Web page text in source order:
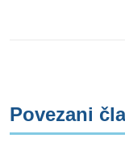
Povezani